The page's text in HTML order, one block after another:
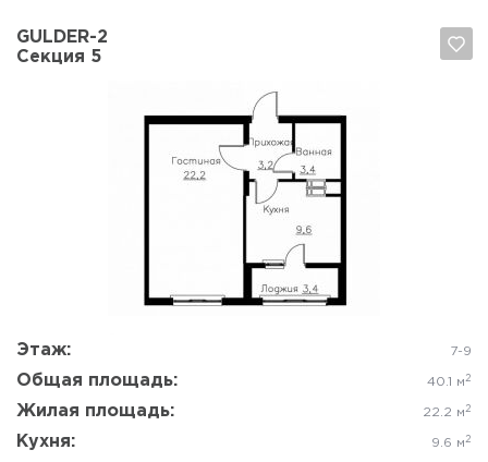
GULDER-2
Секция 5
Этаж: 7-9
Общая площадь: 40.1 м 2
Жилая площадь: 22.2 м 2
Кухня: 9.6 м 2